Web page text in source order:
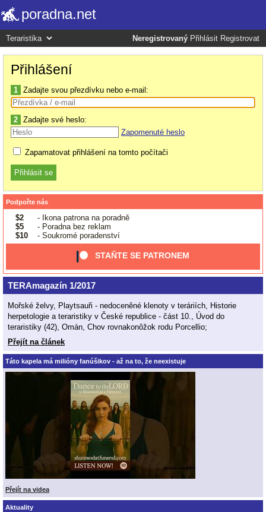
poradna.net
Neregistrovaný Přihlásit Registrovat
Přihlášení
1 Zadajte svou přezdívku nebo e-mail:
2 Zadajte své heslo:
Zapomenuté heslo
Zapamatovat přihlášení na tomto počítači
Podpořte nás
$2
- Ikona patrona na poradně
$5
- Poradna bez reklam
$10
- Soukromé poradenství
STAŇTE SE PATRONEM
TERAmagazín 1/2017
Mořské želvy, Playtsauři - nedoceněné klenoty v teráriích, Historie
herpetologie a teraristiky v České republice - část 10., Úvod do
teraristiky (42), Omán, Chov rovnakonôžok rodu Porcellio;
Přejít na článek
Táto kapela má milióny fanúšikov - až na to, že neexistuje
Přejít na videa
Aktuality